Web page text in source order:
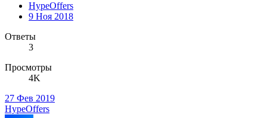
HypeOffers
9 Ноя 2018
Ответы
3
Просмотры
4K
27 Фев 2019
HypeOffers